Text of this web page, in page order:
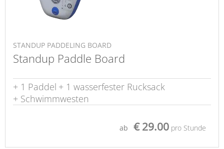
STANDUP PADDELING BOARD
Standup Paddle Board
+ 1 Paddel + 1 wasserfester Rucksack
+ Schwimmwesten
ab € 29.00 pro Stunde